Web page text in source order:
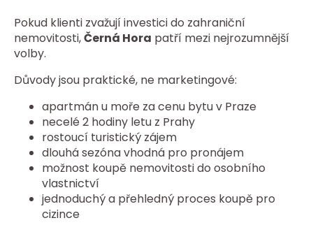
Pokud klienti zvažují investici do zahraniční
nemovitosti,Černá Hora patří mezi nejrozumnější
volby.
Důvody jsou praktické, ne marketingové:
apartmán u moře za cenu bytu v Praze
necelé 2 hodiny letu z Prahy
rostoucí turistický zájem
dlouhá sezóna vhodná pro pronájem
možnost koupě nemovitosti do osobního
vlastnictví
jednoduchý a přehledný proces koupě pro
cizince